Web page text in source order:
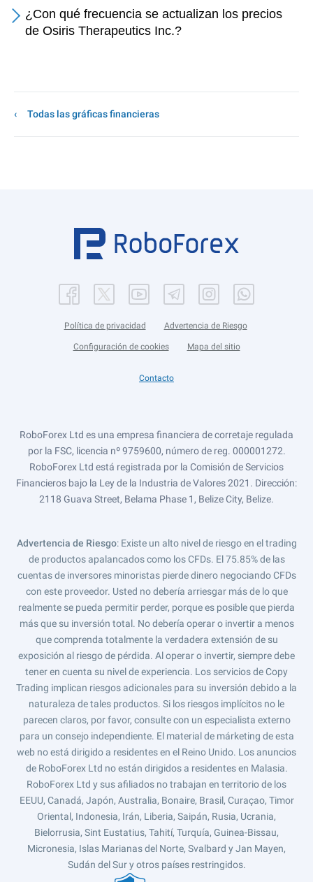
¿Con qué frecuencia se actualizan los precios
de Osiris Therapeutics Inc.?
Todas las gráficas financieras
Política de privacidad Advertencia de Riesgo
Configuración de cookies Mapa del sitio
Contacto
RoboForex Ltd es una empresa financiera de corretaje regulada
por la FSC, licencia nº 9759600, número de reg. 000001272.
RoboForex Ltd está registrada por la Comisión de Servicios
Financieros bajo la Ley de la Industria de Valores 2021. Dirección:
2118 Guava Street, Belama Phase 1, Belize City, Belize.
Advertencia de Riesgo: Existe un alto nivel de riesgo en el trading
de productos apalancados como los CFDs. El 75.85% de las
cuentas de inversores minoristas pierde dinero negociando CFDs
con este proveedor. Usted no debería arriesgar más de lo que
realmente se pueda permitir perder, porque es posible que pierda
más que su inversión total. No debería operar o invertir a menos
que comprenda totalmente la verdadera extensión de su
exposición al riesgo de pérdida. Al operar o invertir, siempre debe
tener en cuenta su nivel de experiencia. Los servicios de Copy
Trading implican riesgos adicionales para su inversión debido a la
naturaleza de tales productos. Si los riesgos implícitos no le
parecen claros, por favor, consulte con un especialista externo
para un consejo independiente. El material de márketing de esta
web no está dirigido a residentes en el Reino Unido. Los anuncios
de RoboForex Ltd no están dirigidos a residentes en Malasia.
RoboForex Ltd y sus afiliados no trabajan en territorio de los
EEUU, Canadá, Japón, Australia, Bonaire, Brasil, Curaçao, Timor
Oriental, Indonesia, Irán, Liberia, Saipán, Rusia, Ucrania,
Bielorrusia, Sint Eustatius, Tahití, Turquía, Guinea-Bissau,
Micronesia, Islas Marianas del Norte, Svalbard y Jan Mayen,
Sudán del Sur y otros países restringidos.